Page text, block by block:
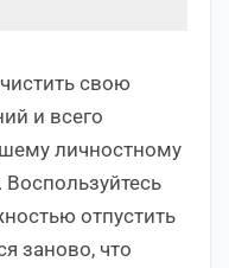
свою
и всего
личностному
отпустить
заново, что